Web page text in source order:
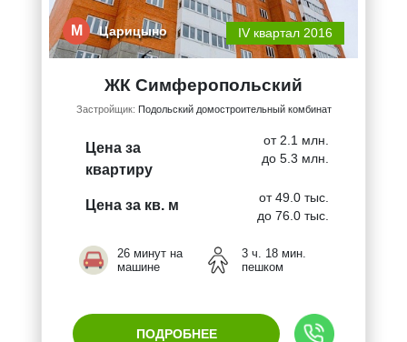
М Царицыно IV квартал 2016
ЖК Симферопольский
Застройщик: Подольский домостроительный комбинат
Цена за
квартиру
от 2.1 млн.
до 5.3 млн.
Цена за кв. м
от 49.0 тыс.
до 76.0 тыс.
26 минут на
машине
3 ч. 18 мин.
пешком
ПОДРОБНЕЕ